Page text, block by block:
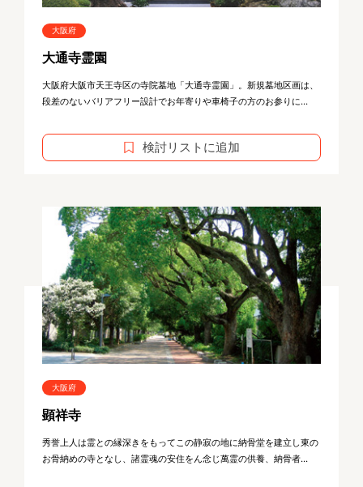
大阪府
大通寺霊園
大阪府大阪市天王寺区の寺院墓地「大通寺霊園」。新規墓地区画は、
段差のないバリアフリー設計でお年寄りや車椅子の方のお参りに...
検討リストに追加
大阪府
顕祥寺
秀誉上人は霊との縁深きをもってこの静寂の地に納骨堂を建立し東の
お骨納めの寺となし、諸霊魂の安住をん念じ萬霊の供養、納骨者...